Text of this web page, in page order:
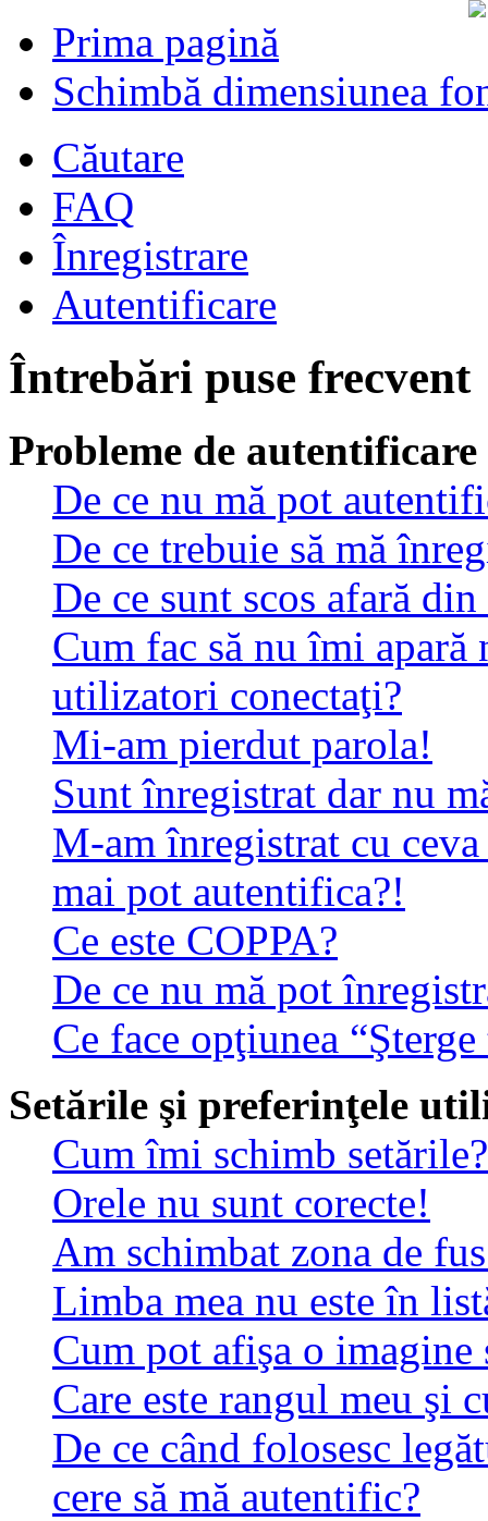
Prima pagină
Schimbă dimensiunea
Căutare
FAQ
Înregistrare
Autentificare
Întrebări puse frecvent
Probleme de
De ce nu mă pot
De ce trebuie să mă
De ce sunt scos afară
Cum fac să nu îmi
utilizatori conectaţi?
Mi-am pierdut parola!
Sunt înregistrat dar nu
M-am înregistrat cu
mai pot autentifica?!
Ce este COPPA?
De ce nu mă pot
Ce face opţiunea
Setările şi preferinţele
Cum îmi schimb setările?
Orele nu sunt corecte!
Am schimbat zona de
Limba mea nu este în
Cum pot afişa o
Care este rangul meu şi
De ce când folosesc
cere să mă autentific?